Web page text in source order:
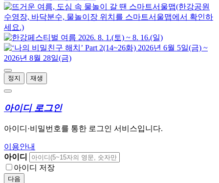
정지 재생
아이디 로그인
아이디·비밀번호를 통한 로그인 서비스입니다.
이용안내
아이디
아이디 저장
다음